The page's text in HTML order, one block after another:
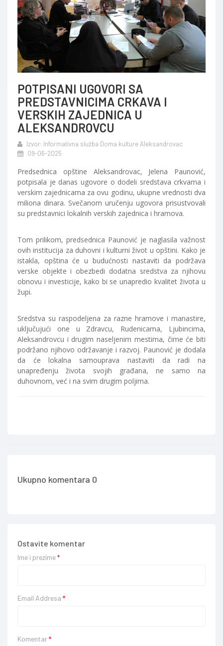
POTPISANI UGOVORI SA
PREDSTAVNICIMA CRKAVA I
VERSKIH ZAJEDNICA U
ALEKSANDROVCU
Izvor: Informativna služba Doma kulture Aleksandrovac
09-06-2025
Predsednica opštine Aleksandrovac, Jelena Paunović,
potpisala je danas ugovore o dodeli sredstava crkvama i
verskim zajednicama za ovu godinu, ukupne vrednosti dva
miliona dinara. Svečanom uručenju ugovora prisustvovali
su predstavnici lokalnih verskih zajednica i hramova.
Tom prilikom, predsednica Paunović je naglasila važnost
ovih institucija za duhovni i kulturni život u opštini. Kako je
istakla, opština će u budućnosti nastaviti da podržava
verske objekte i obezbedi dodatna sredstva za njihovu
obnovu i investicije, kako bi se unapredio kvalitet života u
župi.
Sredstva su raspodeljena za razne hramove i manastire,
uključujući one u Zdravcu, Rudenicama, Ljubincima,
Aleksandrovcu i drugim naseljenim mestima, čime će biti
podržano njihovo održavanje i razvoj. Paunović je dodala
da će lokalna samouprava nastaviti da radi na
unapređenju života svojih građana, ne samo na
duhovnom, već i na svim drugim poljima.
Ukupno komentara 0
Ostavite komentar
Ime i prezime*
Email Addresa *
Komentar*